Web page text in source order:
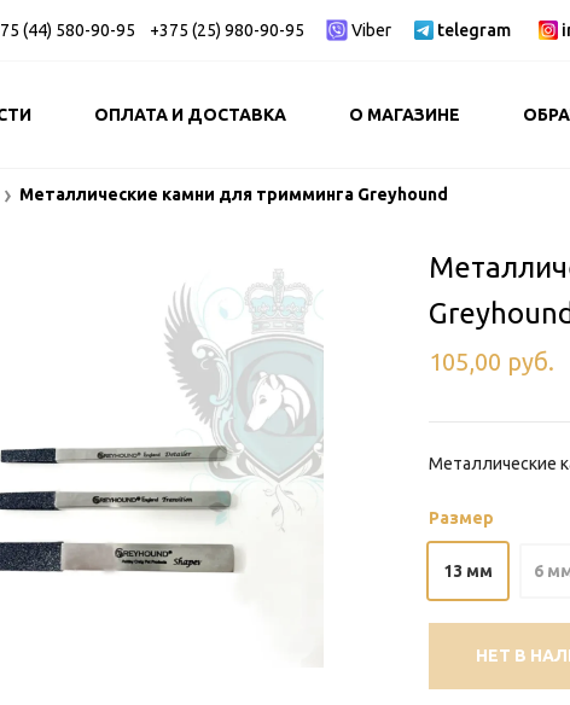
(44) 580-90-95 +375 (25) 980-90-95 Viber telegram
ОПЛАТА И ДОСТАВКА О МАГАЗИНЕ
Металлические камни для тримминга Greyhound
Greyhound
105,00 руб.
Металлические
Размер
13 мм 6
НЕТ В